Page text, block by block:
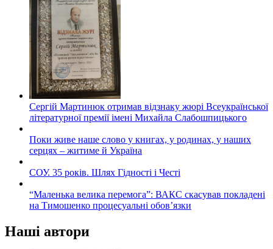
Сергій Мартинюк отримав відзнаку жюрі Всеукраїнської
літературної премії імені Михайла Слабошпицького
Поки живе наше слово у книгах, у родинах, у наших
серцях – житиме й Україна
СОУ. 35 років. Шлях Гідності і Честі
“Маленька велика перемога”: ВАКС скасував покладені
на Тимошенко процесуальні обов’язки
Наші автори